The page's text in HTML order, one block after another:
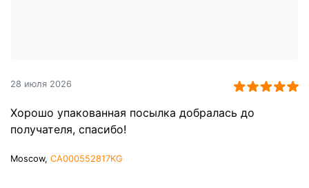
28 июля 2026
Хорошо упакованная посылка добралась до
получателя, спасибо!
Moscow, CA000552817KG